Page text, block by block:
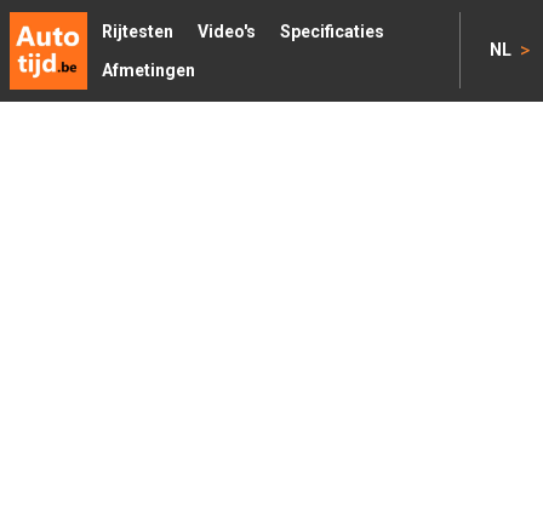
Rijtesten Video's
Specificaties
Afmetingen
NL >